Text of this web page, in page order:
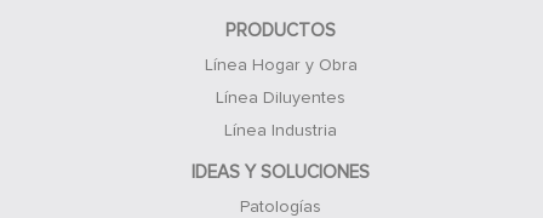
PRODUCTOS
Línea Hogar y Obra
Línea Diluyentes
Línea Industria
IDEAS Y SOLUCIONES
Patologías